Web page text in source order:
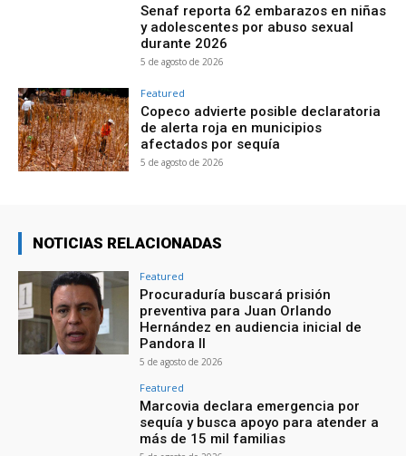
Senaf reporta 62 embarazos en niñas
y adolescentes por abuso sexual
durante 2026
5 de agosto de 2026
Featured
Copeco advierte posible declaratoria
de alerta roja en municipios
afectados por sequía
5 de agosto de 2026
NOTICIAS RELACIONADAS
Featured
Procuraduría buscará prisión
preventiva para Juan Orlando
Hernández en audiencia inicial de
Pandora II
5 de agosto de 2026
Featured
Marcovia declara emergencia por
sequía y busca apoyo para atender a
más de 15 mil familias